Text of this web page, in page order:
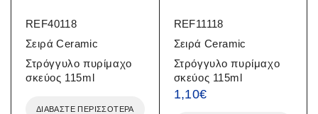
REF40118
Σειρά Ceramic
Στρόγγυλο πυρίμαχο
σκεύος 115ml
ΔΙΑΒΆΣΤΕ ΠΕΡΙΣΣΌΤΕΡΑ
REF11118
Σειρά Ceramic
Στρόγγυλο πυρίμαχο
σκεύος 115ml
1,10€